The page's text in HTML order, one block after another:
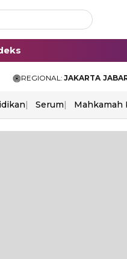
REGIONAL: JAKARTA
Serum Mahkamah